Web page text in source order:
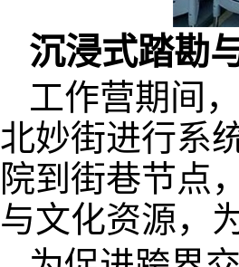
沉浸式踏勘
工作营期间
北妙街进行系
院到街巷节点
与文化资源，